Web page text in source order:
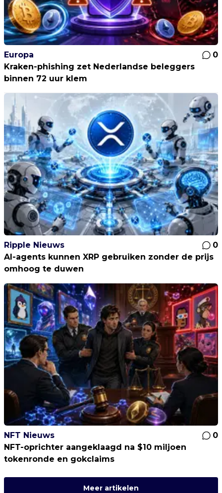
Europa
0
Kraken-phishing zet Nederlandse beleggers
binnen 72 uur klem
Ripple Nieuws
0
AI-agents kunnen XRP gebruiken zonder de prijs
omhoog te duwen
NFT Nieuws
0
NFT-oprichter aangeklaagd na $10 miljoen
tokenronde en gokclaims
Meer artikelen